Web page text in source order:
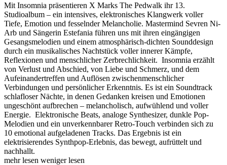
Mit Insomnia präsentieren X Marks The Pedwalk ihr 13.
Studioalbum – ein intensives, elektronisches Klangwerk voller
Tiefe, Emotion und fesselnder Melancholie. Mastermind Sevren Ni-
Arb und Sängerin Estefania führen uns mit ihren eingängigen
Gesangsmelodien und einem atmosphärisch-dichten Sounddesign
durch ein musikalisches Nachtstück voller innerer Kämpfe,
Reflexionen und menschlicher Zerbrechlichkeit. Insomnia erzählt
von Verlust und Abschied, von Liebe und Schmerz, und dem
Aufeinandertreffen und Auflösen zwischenmenschlicher
Verbindungen und persönlicher Erkenntnis. Es ist ein Soundtrack
schlafloser Nächte, in denen Gedanken kreisen und Emotionen
ungeschönt aufbrechen – melancholisch, aufwühlend und voller
Energie. Elektronische Beats, analoge Synthesizer, dunkle Pop-
Melodien und ein unverkennbarer Retro-Touch verbinden sich zu
10 emotional aufgeladenen Tracks. Das Ergebnis ist ein
elektrisierendes Synthpop-Erlebnis, das bewegt, aufrüttelt und
nachhallt.
mehr lesen weniger lesen